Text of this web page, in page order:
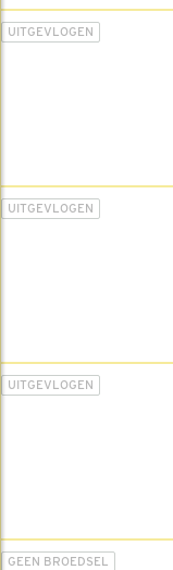
UITGEVLOGEN
UITGEVLOGEN
UITGEVLOGEN
GEEN BROEDSEL